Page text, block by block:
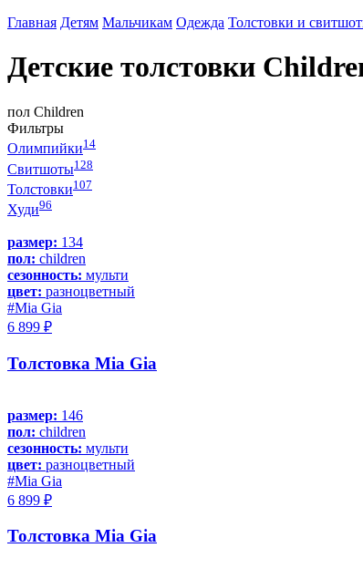
Главная Детям Мальчикам Одежда Толстовки и
Детские толстовки
пол Children
Фильтры
Олимпийки14
Свитшоты128
Толстовки107
Худи96
размер: 134
пол: children
сезонность: мульти
цвет: разноцветный
#Mia Gia
6 899 ₽
Толстовка Mia Gia
размер: 146
пол: children
сезонность: мульти
цвет: разноцветный
#Mia Gia
6 899 ₽
Толстовка Mia Gia